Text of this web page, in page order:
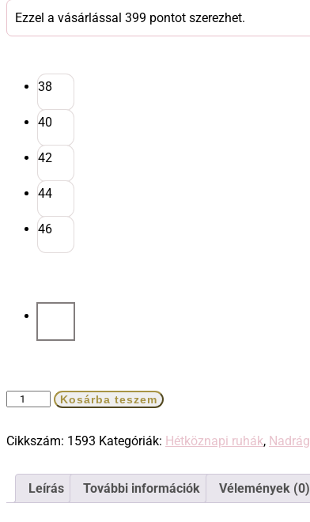
Ezzel a vásárlással 399 pontot szerezhet.
38
40
42
44
46
Dolcezza
fekete
mennyiség
Kosárba teszem
Cikkszám: 1593 Kategóriák: Hétköznapi ruhák, Nadrág
Leírás További információk Vélemények (0)